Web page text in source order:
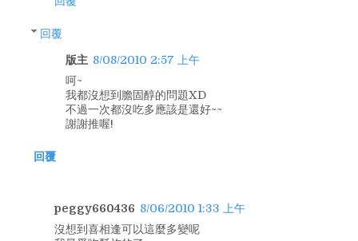
回覆
版主 8/08/2010 2:57 上午
呵~
我都沒想到膽固醇的問題XD
不過一次都沒吃多應該是還好~~
謝謝推喔!
回覆
peggy660436 8/06/2010 1:33 上午
沒想到喜相逢可以這麼多變呢